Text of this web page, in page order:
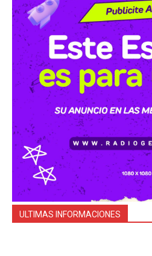
ULTIMAS INFORMACIONES